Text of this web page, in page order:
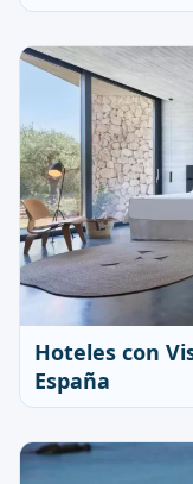
Hoteles con
España